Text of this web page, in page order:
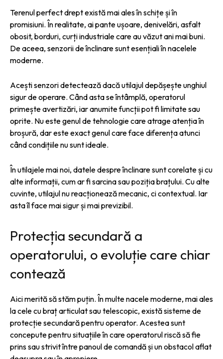
Terenul perfect drept există mai ales în schițe și în
promisiuni. În realitate, ai pante ușoare, denivelări, asfalt
obosit, borduri, curți industriale care au văzut ani mai buni.
De aceea, senzorii de înclinare sunt esențiali în nacelele
moderne.
Acești senzori detectează dacă utilajul depășește unghiul
sigur de operare. Când asta se întâmplă, operatorul
primește avertizări, iar anumite funcții pot fi limitate sau
oprite. Nu este genul de tehnologie care atrage atenția în
broșură, dar este exact genul care face diferența atunci
când condițiile nu sunt ideale.
În utilajele mai noi, datele despre înclinare sunt corelate și cu
alte informații, cum ar fi sarcina sau poziția brațului. Cu alte
cuvinte, utilajul nu reacționează mecanic, ci contextual. Iar
asta îl face mai sigur și mai previzibil.
Protecția secundară a
operatorului, o evoluție care chiar
contează
Aici merită să stăm puțin. În multe nacele moderne, mai ales
la cele cu braț articulat sau telescopic, există sisteme de
protecție secundară pentru operator. Acestea sunt
concepute pentru situațiile în care operatorul riscă să fie
prins sau strivit între panoul de comandă și un obstacol aflat